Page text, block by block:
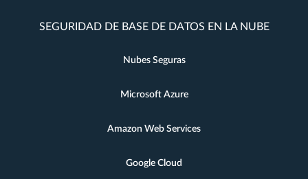
SEGURIDAD DE BASE DE DATOS EN LA NUBE
Nubes Seguras
Microsoft Azure
Amazon Web Services
Google Cloud